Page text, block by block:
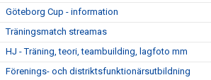
Göteborg Cup - information
Träningsmatch streamas
HJ - Träning, teori, teambuilding, lagfoto mm
Förenings- och distriktsfunktionärsutbildning